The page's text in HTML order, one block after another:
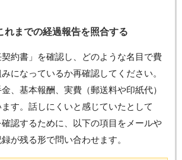
れまでの経過報告を照合する
約書」を確認し、どのような名目で費
になっているか再確認してください。
、基本報酬、実費（郵送料や印紙代）
す。話しにくいと感じていたとして
認するために、以下の項目をメールや
が残る形で問い合わせます。